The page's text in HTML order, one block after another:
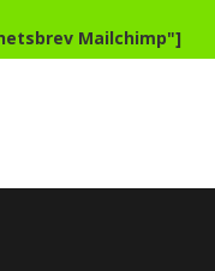
Mailchimp"]